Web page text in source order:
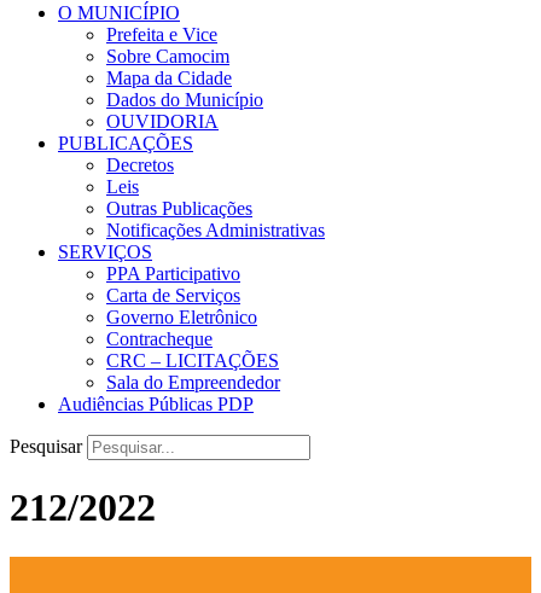
O MUNICÍPIO
Prefeita e Vice
Sobre Camocim
Mapa da Cidade
Dados do Município
OUVIDORIA
PUBLICAÇÕES
Decretos
Leis
Outras Publicações
Notificações Administrativas
SERVIÇOS
PPA Participativo
Carta de Serviços
Governo Eletrônico
Contracheque
CRC – LICITAÇÕES
Sala do Empreendedor
Audiências Públicas PDP
Pesquisar
212/2022